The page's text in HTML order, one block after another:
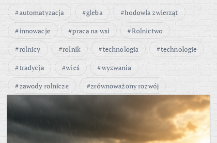
automatyzacja gleba
hodowla zwierząt
innowacje
praca na wsi
Rolnictwo
rolnicy
rolnik technologia
technologie
tradycja
wieś
wyzwania
zawody rolnicze
zrównoważony rozwój